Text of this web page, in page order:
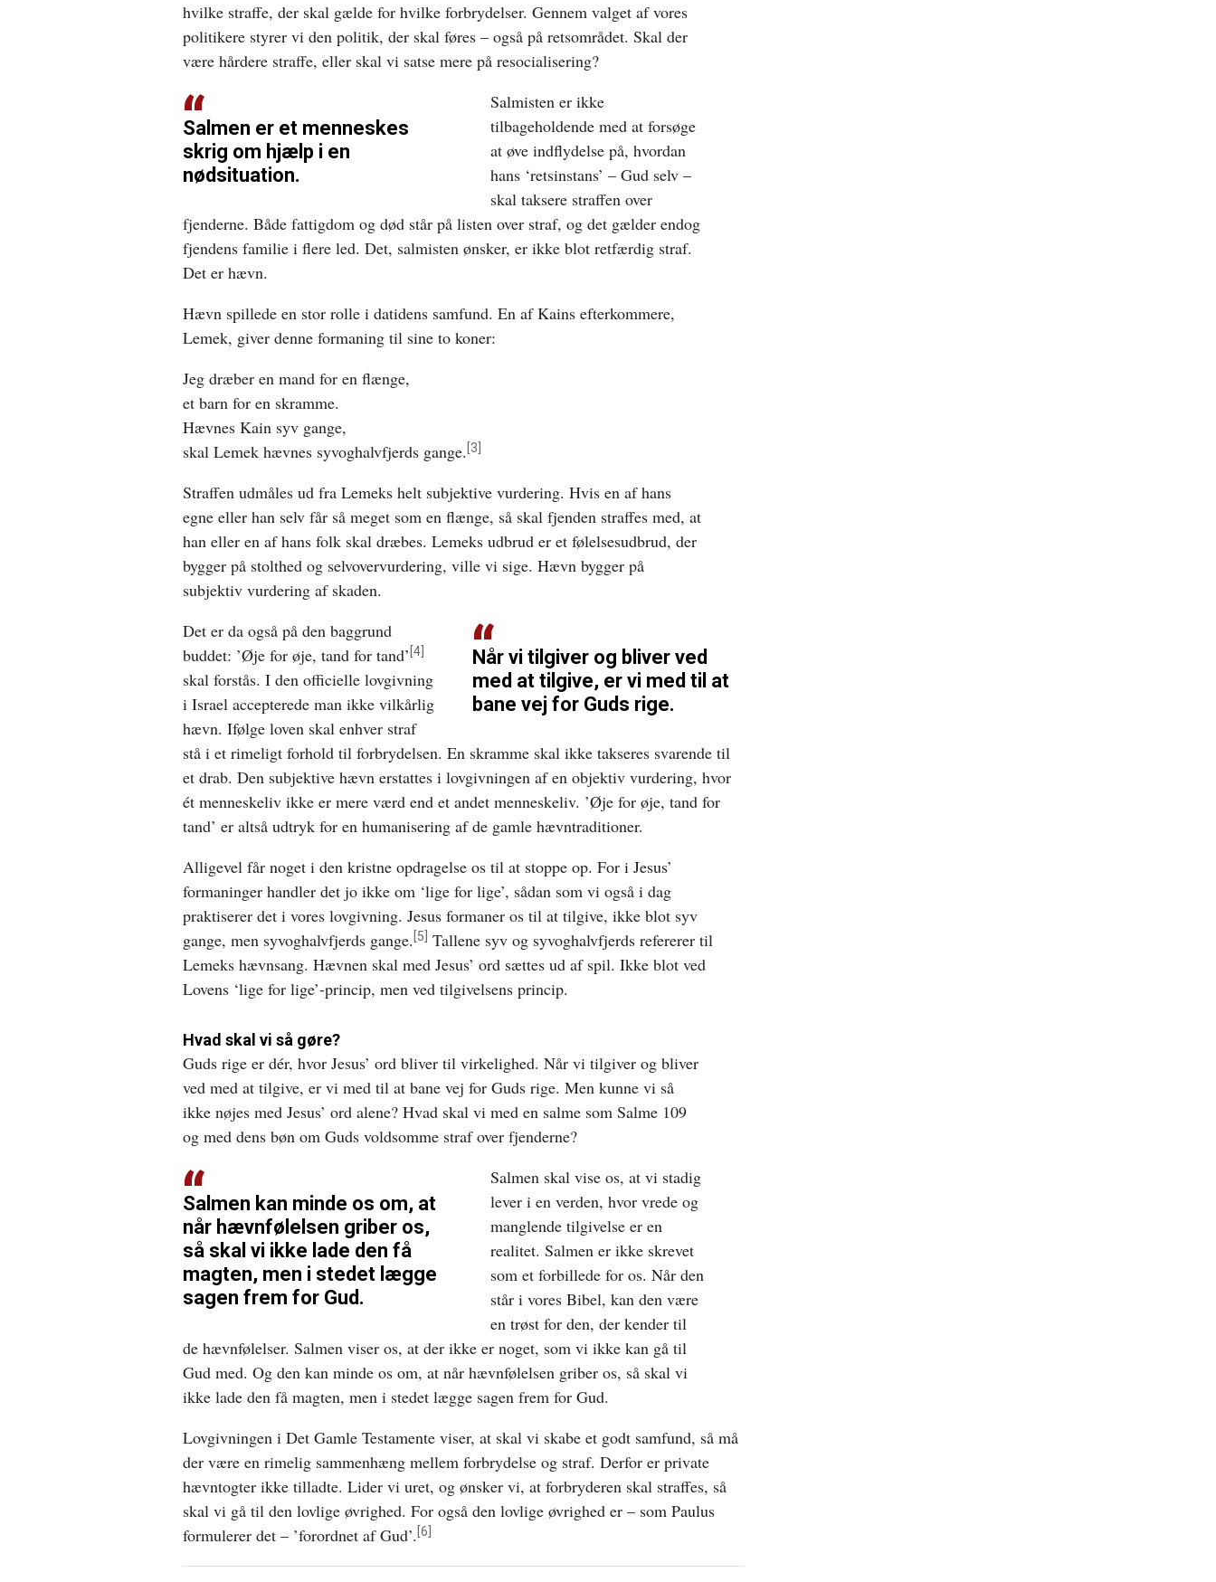
hvilke straffe, der skal gælde for hvilke forbrydelser. Gennem valget af vores
politikere styrer vi den politik, der skal føres – også på retsområdet. Skal der
være hårdere straffe, eller skal vi satse mere på resocialisering?
Salmen er et menneskes
skrig om hjælp i en
nødsituation.
Salmisten er ikke
tilbageholdende med at forsøge
at øve indflydelse på, hvordan
hans ‘retsinstans’ – Gud selv –
skal taksere straffen over
fjenderne. Både fattigdom og død står på listen over straf, og det gælder endog
fjendens familie i flere led. Det, salmisten ønsker, er ikke blot retfærdig straf.
Det er hævn.
Hævn spillede en stor rolle i datidens samfund. En af Kains efterkommere,
Lemek, giver denne formaning til sine to koner:
Jeg dræber en mand for en flænge,
et barn for en skramme.
Hævnes Kain syv gange,
skal Lemek hævnes syvoghalvfjerds gange. [3]
Straffen udmåles ud fra Lemeks helt subjektive vurdering. Hvis en af hans
egne eller han selv får så meget som en flænge, så skal fjenden straffes med, at
han eller en af hans folk skal dræbes. Lemeks udbrud er et følelsesudbrud, der
bygger på stolthed og selvovervurdering, ville vi sige. Hævn bygger på
subjektiv vurdering af skaden.
Når vi tilgiver og bliver ved
med at tilgive, er vi med til at
bane vej for Guds rige.
Det er da også på den baggrund
buddet: ’Øje for øje, tand for tand’ [4]
skal forstås. I den officielle lovgivning
i Israel accepterede man ikke vilkårlig
hævn. Ifølge loven skal enhver straf
stå i et rimeligt forhold til forbrydelsen. En skramme skal ikke takseres svarende til
et drab. Den subjektive hævn erstattes i lovgivningen af en objektiv vurdering, hvor
ét menneskeliv ikke er mere værd end et andet menneskeliv. ’Øje for øje, tand for
tand’ er altså udtryk for en humanisering af de gamle hævntraditioner.
Alligevel får noget i den kristne opdragelse os til at stoppe op. For i Jesus’
formaninger handler det jo ikke om ‘lige for lige’, sådan som vi også i dag
praktiserer det i vores lovgivning. Jesus formaner os til at tilgive, ikke blot syv
gange, men syvoghalvfjerds gange. [5] Tallene syv og syvoghalvfjerds refererer til
Lemeks hævnsang. Hævnen skal med Jesus’ ord sættes ud af spil. Ikke blot ved
Lovens ‘lige for lige’-princip, men ved tilgivelsens princip.
Hvad skal vi så gøre?
Guds rige er dér, hvor Jesus’ ord bliver til virkelighed. Når vi tilgiver og bliver
ved med at tilgive, er vi med til at bane vej for Guds rige. Men kunne vi så
ikke nøjes med Jesus’ ord alene? Hvad skal vi med en salme som Salme 109
og med dens bøn om Guds voldsomme straf over fjenderne?
Salmen kan minde os om, at
når hævnfølelsen griber os,
så skal vi ikke lade den få
magten, men i stedet lægge
sagen frem for Gud.
Salmen skal vise os, at vi stadig
lever i en verden, hvor vrede og
manglende tilgivelse er en
realitet. Salmen er ikke skrevet
som et forbillede for os. Når den
står i vores Bibel, kan den være
en trøst for den, der kender til
de hævnfølelser. Salmen viser os, at der ikke er noget, som vi ikke kan gå til
Gud med. Og den kan minde os om, at når hævnfølelsen griber os, så skal vi
ikke lade den få magten, men i stedet lægge sagen frem for Gud.
Lovgivningen i Det Gamle Testamente viser, at skal vi skabe et godt samfund, så må
der være en rimelig sammenhæng mellem forbrydelse og straf. Derfor er private
hævntogter ikke tilladte. Lider vi uret, og ønsker vi, at forbryderen skal straffes, så
skal vi gå til den lovlige øvrighed. For også den lovlige øvrighed er – som Paulus
formulerer det – ’forordnet af Gud’. [6]